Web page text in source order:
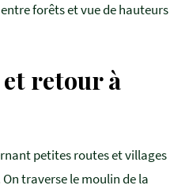
forêts et vue de hauteurs
retour à
petites routes et villages
traverse le moulin de la